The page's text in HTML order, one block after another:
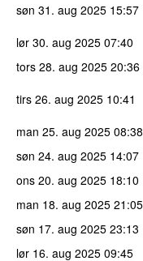
søn 31. aug 2025 15:57
lør 30. aug 2025 07:40
tors 28. aug 2025 20:36
tirs 26. aug 2025 10:41
man 25. aug 2025 08:38
søn 24. aug 2025 14:07
ons 20. aug 2025 18:10
man 18. aug 2025 21:05
søn 17. aug 2025 23:13
lør 16. aug 2025 09:45